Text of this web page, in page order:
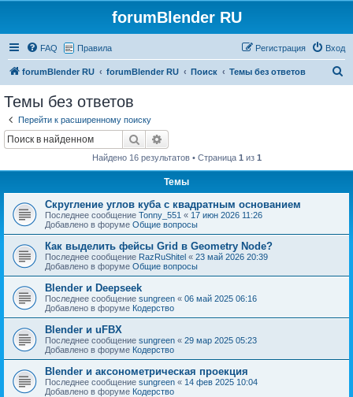
forumBlender RU
FAQ Правила Вход
Регистрация
forumBlender RU forumBlender RU Поиск Темы без ответов
Темы без ответов
Перейти к расширенному поиску
Поиск
Найдено 16 результатов • Страница 1 из 1
Темы
Скругление углов куба с квадратным основанием
Последнее сообщение Tonny_551 « 17 июн 2026 11:26
Добавлено в форуме Общие вопросы
Как выделить фейсы Grid в Geometry Node?
Последнее сообщение RazRuShitel « 23 май 2026 20:39
Добавлено в форуме Общие вопросы
Blender и Deepseek
Последнее сообщение sungreen « 06 май 2025 06:16
Добавлено в форуме Кодерство
Blender и uFBX
Последнее сообщение sungreen « 29 мар 2025 05:23
Добавлено в форуме Кодерство
Blender и аксонометрическая проекция
Последнее сообщение sungreen « 14 фев 2025 10:04
Добавлено в форуме Кодерство